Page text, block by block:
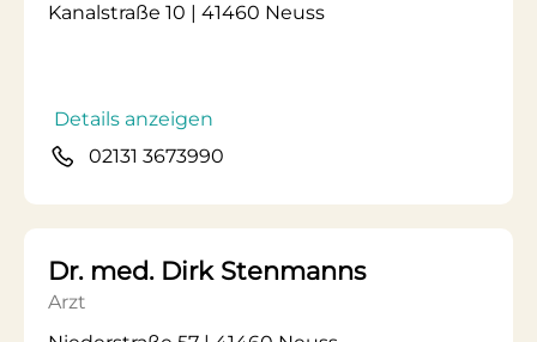
Kanalstraße 10 | 41460 Neuss
Details anzeigen
02131 3673990
Dr. med. Dirk Stenmanns
Arzt